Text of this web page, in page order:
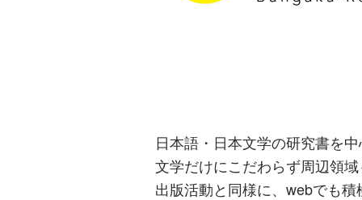
日本語・日本文学の研究書を
文学だけにこだわらず周辺領
出版活動と同様に、webでも